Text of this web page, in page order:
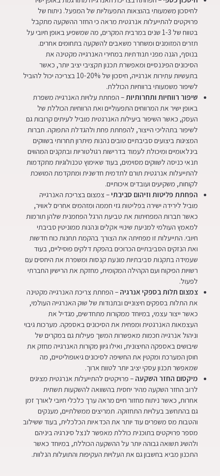
לחיסכון משמעותי בהוצאות התפעוליות של המפעל. ניתוח של
פרויקטים להתייעלות אנרגטית מראה כי החזר ההשקעה מתקבל
בטווח של 1-3 שנים במרבית המקרים, מה שמשפיע באופן חיובי על
תזרים המזומנים ומשחרר משאבים להשקעה בתחומים אחרים.
בנוסף, הגנה מפני תנודתיות במחירי האנרגייה מקטינה את
הסיכונים הפיננסיים ומאפשרת תכנון תקציבי יציב יותר, כאשר
בתעשיות עתירות אנרגייה, חיסכון של 10-20% בצריכה יכול להוביל
לשיפור משמעותי ברווחיות הכוללת.
שיפור רווחיות ותחרותיות– הפחתת עלויות האנרגייה משפרת
באופן ישיר את המרווחים התפעוליים ואת הרווחיות הכוללת של
העסק, כאשר השיפור ביעילות האנרגטית מוביל לעיתים קרובות גם
לשיפור בתהליכי הייצור, להפחתת פחת ולהגדלת התפוקה. חברות
המציגות ביצועים סביבתיים טובים נהנות מיתרון תחרותי בשווקים
בינלאומיים ומיכולת לעמוד בדרישות רגולטוריות ובתקנים המהווים
תנאי כניסה לשווקים מסוימים, בעוד שאימוץ טכנולוגיות מתקדמות
להתייעלות אנרגטית תורם לתדמית חדשנית ומתקדמת המושכת
לקוחות, משקיעים ועובדים איכותיים.
הפחתת פליטות וזיהום סביבתי– צמצום בצריכת האנרגייה
מוביל לירידה ישירה בפליטות גזי חממה ומזהמים אחרים לאוויר,
כאשר חברות המפחיתות את טביעת הרגל הפחמנית שלהן תורמות
למאמץ העולמי למניעת שינויי אקלים ונהנות ממוניטין סביבתי
חיובי. התייעלות זו מפחיתה את הצורך בהקמת תחנות כוח חדשות
ואת הנזקים הסביבתיים הכרוכים בהפקת דלקים פוסיליים, בעוד
שעמידה בתקנות סביבתיות מונעת קנסות ומשפרת את היחסים עם
רשויות הפיקוח ועם הקהילה המקומית, מחזקת את הרישיון החברתי
לפעול.
צמצום תלות בספקי אנרגיה – הפחתת צריכת האנרגייה מקטינה
את התלות בספקים חיצוניים ובתנודות של שוק האנרגייה העולמי,
כאשר ייצור עצמי, במיוחד ממקורות מתחדשים, מגדיל את
העצמאות האנרגטית ומפחית את הסיכונים באספקה. מערכות גיבוי
וניהול אנרגייה חכמות מאפשרות המשך פעילות גם במקרים של
שיבושים באספקה החיצונית, ואילו גיוון מקורות האנרגייה מחזק את
חוסן המערכת ומקטין את החשיפה לסיכונים גיאופוליטיים, מה
שמאפשר תכנון עסקי יציב יותר לטווח ארוך.
מיקסום החזר השקעה – פרויקטים להתייעלות אנרגטית מציגים
לרוב החזר השקעה מהיר יחסית בהשוואה להשקעות תשתית
אחרות, כאשר ניתוח מחזור חיים מראה ערך כלכלי חיובי לאורך זמן
גם בהתחשב בעלויות התחזוקה. תמריצים ממשלתיים, מענקים
והטבות מס משפרים עוד יותר את הכדאיות הכלכלית, בעוד ששילוב
מספר פרויקטים בתוכנית כוללת מאפשר לנצל סינרגיה ביניהם
ולהשיג תשואה גבוהה יותר על ההשקעה הכוללת, במיוחד כאשר
התכנון מביא בחשבון גם את העלויות העקיפות והתועלות הנלוות.